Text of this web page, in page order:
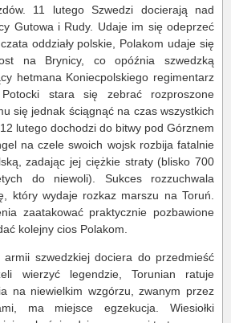
11 lutego Szwedzi docierają nad
Gutowa i Rudy. Udaje im się odeprzeć
oddziały polskie, Polakom udaje się
na Brynicy, co opóźnia szwedzką
hetmana Koniecpolskiego regimentarz
Potocki stara się zebrać rozproszone
się jednak ściągnąć na czas wszystkich
lutego dochodzi do bitwy pod Górznem
na czele swoich wojsk rozbija fatalnie
zadając jej ciężkie straty (blisko 700
do niewoli). Sukces rozzuchwala
który wydaje rozkaz marszu na Toruń.
zaatakować praktycznie pozbawione
kolejny cios Polakom.
szwedzkiej dociera do przedmieść
wierzyć legendzie, Torunian ratuje
na niewielkim wzgórzu, zwanym przez
ma miejsce egzekucja. Wiesiołki